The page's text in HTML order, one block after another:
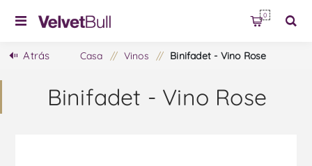
0
Atrás Casa / Vinos / Binifadet - Vino Rose
Binifadet - Vino Rose